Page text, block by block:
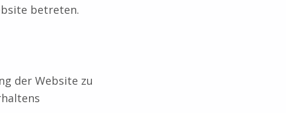
betreten.
der Website zu